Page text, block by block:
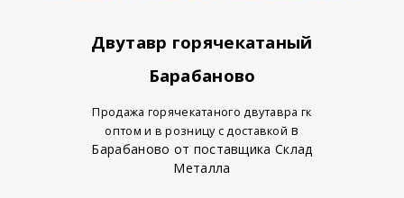
Двутавр горячекатаный
Барабаново
Продажа горячекатаного двутавра гк
оптом и в розницу с доставкой в
Барабаново от поставщика Склад
Металла